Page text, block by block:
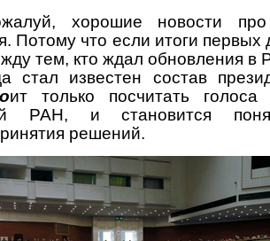
хорошие новости
Потому что если итоги
тем, кто ждал обновления
стал известен состав
оит только посчитать
РАН, и становится
решений.